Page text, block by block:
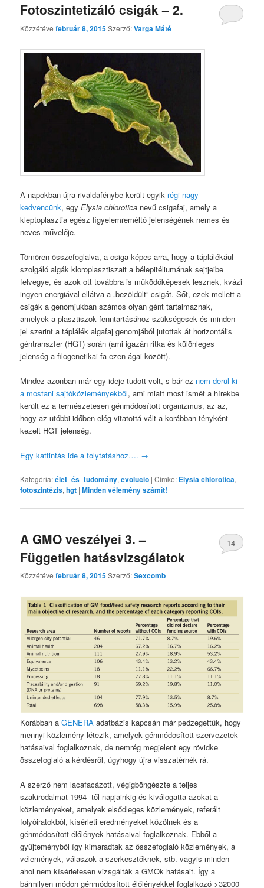
Fotoszintetizáló csigák – 2.
Közzétévefebruár 8, 2015Szerző:Varga Máté
A napokban újra rivaldafénybe került egyik régi nagy
kedvencünk, egyElysia chlorotica nevű csigafaj, amely a
kleptoplasztia egész figyelemreméltó jelenségének nemes és
neves művelője.
Tömören összefoglalva, a csiga képes arra, hogy a táplálékául
szolgáló algák kloroplasztiszait a bélepitéliumának sejtjeibe
felvegye, és azok ott továbbra is működőképesek lesznek, kvázi
ingyen energiával ellátva a „bezöldült” csigát. Sőt, ezek mellett a
csigák a genomjukban számos olyan gént tartalmaznak,
amelyek a plasztiszok fenntartásához szükségesek és minden
jel szerint a táplálék algafaj genomjából jutottak át horizontális
géntranszfer (HGT) során (ami igazán ritka és különleges
jelenség a filogenetikai fa ezen ágai között).
Mindez azonban már egy ideje tudott volt, s bár ez nem derül ki
a mostani sajtóközleményekből, ami miatt most ismét a hírekbe
került ez a természetesen génmódosított organizmus, az az,
hogy az utóbbi időben elég vitatottá vált a korábban tényként
kezelt HGT jelenség.
Egy kattintás ide a folytatáshoz…. →
Kategória:élet_és_tudomány,evolucio |Címke: Elysia chlorotica,
fotoszintézis,hgt |Minden vélemény számít!
A GMO veszélyei 3. –
Független hatásvizsgálatok
Közzétévefebruár 8, 2015Szerző:Sexcomb
14
Korábban aGENERA adatbázis kapcsán már pedzegettük, hogy
mennyi közlemény létezik, amelyek génmódosított szervezetek
hatásaival foglalkoznak, de nemrég megjelent egy rövidke
összefoglaló a kérdésről, úgyhogy újra visszatérnék rá.
A szerző nem lacafacázott, végigböngészte a teljes
szakirodalmat 1994 -től napjainkig és kiválogatta azokat a
közleményeket, amelyek elsődleges közlemények, referált
folyóiratokból, kísérleti eredményeket közölnek és a
génmódosított élőlények hatásaival foglalkoznak. Ebből a
gyűjteményből így kimaradtak az összefoglaló közlemények, a
vélemények, válaszok a szerkesztőknek, stb. vagyis minden
ahol nem kísérletesen vizsgálták a GMOk hatásait. Így a
bármilyen módon génmódosított élőlényekkel foglalkozó >32000